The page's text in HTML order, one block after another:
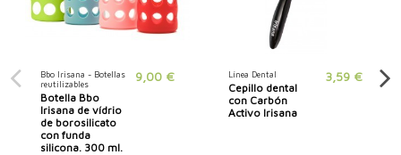
Bbo Irisana - Botellas
reutilizables
Botella Bbo
Irisana de vídrio
de borosilicato
con funda
silicona. 300 ml.
9,00 € Línea Dental
Cepillo dental
con Carbón
Activo Irisana
3,59 €